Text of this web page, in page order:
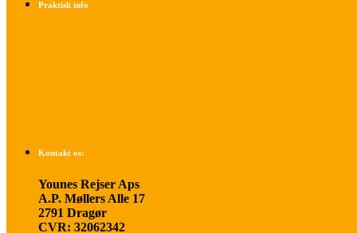
Praktisk info
Kontakt os:
Younes Rejser Aps
A.P. Møllers Alle 17
2791 Dragør
CVR: 32062342